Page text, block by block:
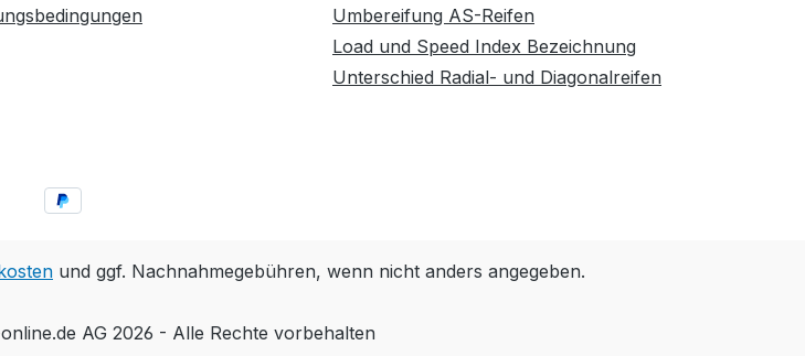
Umbereifung AS-Reifen
Load und Speed Index Bezeichnung
Unterschied Radial- und Diagonalreifen
und ggf. Nachnahmegebühren, wenn nicht anders angegeben.
AG 2026 - Alle Rechte vorbehalten